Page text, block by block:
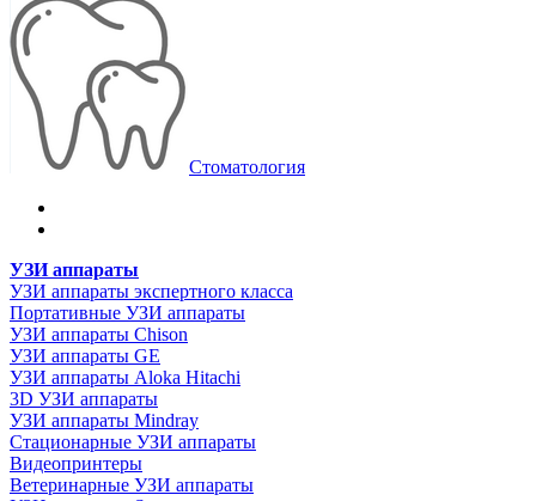
Стоматология
УЗИ аппараты
УЗИ аппараты экспертного класса
Портативные УЗИ аппараты
УЗИ аппараты Chison
УЗИ аппараты GE
УЗИ аппараты Aloka Hitachi
3D УЗИ аппараты
УЗИ аппараты Mindray
Стационарные УЗИ аппараты
Видеопринтеры
Ветеринарные УЗИ аппараты